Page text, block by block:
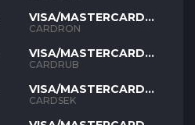
VISA/MASTERCARD
RON
CARDRON
VISA/MASTERCARD
RUB
CARDRUB
VISA/MASTERCARD
SEK
CARDSEK